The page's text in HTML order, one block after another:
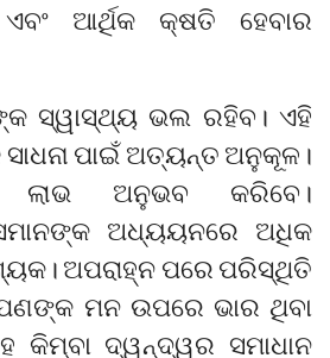
ଏବଂ ଆର୍ଥିକ କ୍ଷତି ହେବାର
ସ୍ୱାସ୍ଥ୍ୟ ଭଲ ରହିବ। ଏହି
ପାଇଁ ଅତ୍ୟନ୍ତ ଅନୁକୂଳ।
ଅନୁଭବ କରିବେ।
ଅଧ୍ୟୟନରେ ଅଧିକ
ଅପରାହ୍ନ ପରେ ପରିସ୍ଥିତି
ମନ ଉପରେ ଭାର ଥିବା
କିମ୍ବା ଦ୍ୱନ୍ଦ୍ୱର ସମାଧାନ